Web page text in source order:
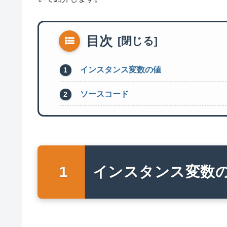
目次
インスタンス変数の値
ソースコード
インスタンス変数